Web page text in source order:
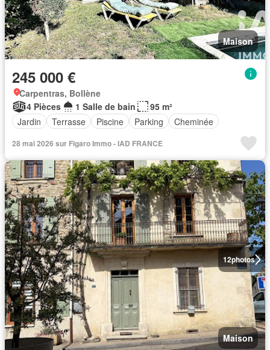
Maison
245 000 €
Carpentras, Bollène
4 Pièces
1 Salle de bain
95 m²
Jardin
Terrasse Piscine Parking Cheminée
28 mai 2026 sur Figaro Immo - IAD FRANCE
12photos
Maison